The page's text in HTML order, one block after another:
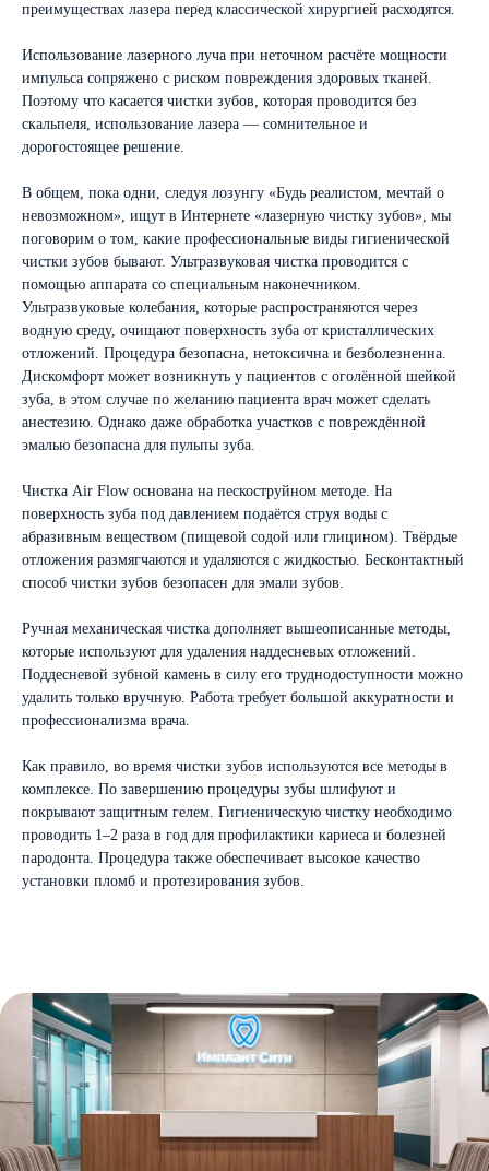
преимуществах лазера перед классической хирургией расходятся.
Использование лазерного луча при неточном расчёте мощности
импульса сопряжено с риском повреждения здоровых тканей.
Поэтому что касается чистки зубов, которая проводится без
скальпеля, использование лазера — сомнительное и
дорогостоящее решение.
В общем, пока одни, следуя лозунгу «Будь реалистом, мечтай о
невозможном», ищут в Интернете «лазерную чистку зубов», мы
поговорим о том, какие профессиональные виды гигиенической
чистки зубов бывают. Ультразвуковая чистка проводится с
помощью аппарата со специальным наконечником.
Ультразвуковые колебания, которые распространяются через
водную среду, очищают поверхность зуба от кристаллических
отложений. Процедура безопасна, нетоксична и безболезненна.
Дискомфорт может возникнуть у пациентов с оголённой шейкой
зуба, в этом случае по желанию пациента врач может сделать
анестезию. Однако даже обработка участков с повреждённой
эмалью безопасна для пульпы зуба.
Чистка Air Flow основана на пескоструйном методе. На
поверхность зуба под давлением подаётся струя воды с
абразивным веществом (пищевой содой или глицином). Твёрдые
отложения размягчаются и удаляются с жидкостью. Бесконтактный
способ чистки зубов безопасен для эмали зубов.
Ручная механическая чистка дополняет вышеописанные методы,
которые используют для удаления наддесневых отложений.
Поддесневой зубной камень в силу его труднодоступности можно
удалить только вручную. Работа требует большой аккуратности и
профессионализма врача.
Как правило, во время чистки зубов используются все методы в
комплексе. По завершению процедуры зубы шлифуют и
покрывают защитным гелем. Гигиеническую чистку необходимо
проводить 1–2 раза в год для профилактики кариеса и болезней
пародонта. Процедура также обеспечивает высокое качество
установки пломб и протезирования зубов.